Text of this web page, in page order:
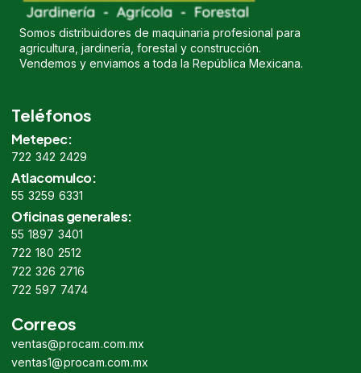
Somos distribuidores de maquinaria profesional para
agricultura, jardinería, forestal y construcción.
Vendemos y enviamos a toda la República Mexicana.
Teléfonos
Metepec:
722 342 2429
Atlacomulco:
55 3259 6331
Oficinas generales:
55 1897 3401
722 180 2512
722 326 2716
722 597 7474
Correos
ventas@procam.com.mx
ventas1@procam.com.mx